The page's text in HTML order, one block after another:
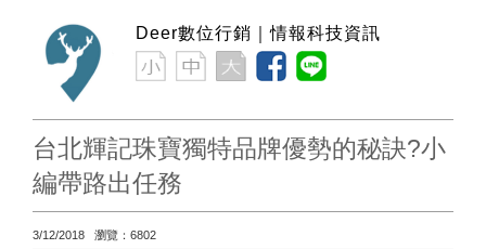
Deer數位行銷｜情報科技資訊
台北輝記珠寶獨特品牌優勢的秘訣?小
編帶路出任務
3/12/2018 瀏覽：6802